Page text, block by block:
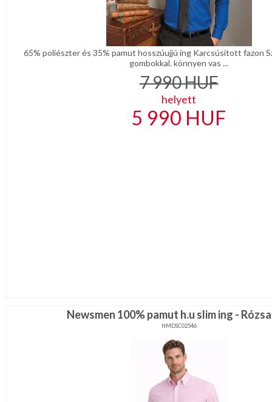
65% poliészter és 35% pamut hosszúujjú ing Karcsúsított fazon
gombokkal. könnyen vas ...
7 990HUF
helyett
5 990 HUF
Newsmen 100% pamut h.u slim ing -
NMDSC02546